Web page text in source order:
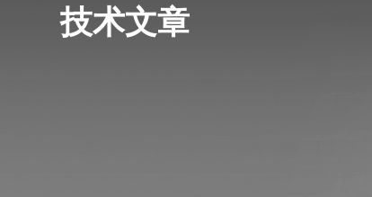
技术文章